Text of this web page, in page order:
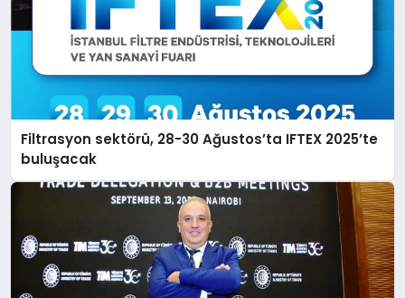
Filtrasyon sektörü, 28-30 Ağustos’ta IFTEX 2025’te
buluşacak